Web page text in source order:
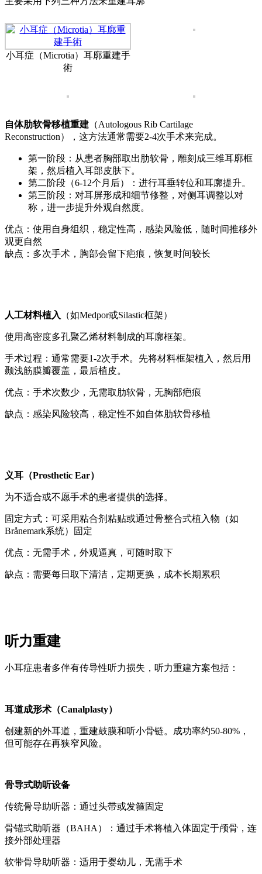
小耳症（Microtia）耳廓重建手
術
自体肋软骨移植重建 （Autologous Rib Cartilage
Reconstruction），这方法通常需要2-4次手术来完成。
第一阶段：从患者胸部取出肋软骨，雕刻成三维耳廓框
架，然后植入耳部皮肤下。
第二阶段（6-12个月后）：进行耳垂转位和耳廓提升。
第三阶段：对耳屏形成和细节修整，对侧耳调整以对
称，进一步提升外观自然度。
优点：使用自身组织，稳定性高，感染风险低，随时间推移外
观更自然
缺点：多次手术，胸部会留下疤痕，恢复时间较长
人工材料植入 （如Medpor或Silastic框架）
使用高密度多孔聚乙烯材料制成的耳廓框架。
手术过程：通常需要1-2次手术。先将材料框架植入，然后用
颞浅筋膜瓣覆盖，最后植皮。
优点：手术次数少，无需取肋软骨，无胸部疤痕
缺点：感染风险较高，稳定性不如自体肋软骨移植
义耳（Prosthetic Ear）
为不适合或不愿手术的患者提供的选择。
固定方式：可采用粘合剂粘贴或通过骨整合式植入物（如
Brånemark系统）固定
优点：无需手术，外观逼真，可随时取下
缺点：需要每日取下清洁，定期更换，成本长期累积
听力重建
小耳症患者多伴有传导性听力损失，听力重建方案包括：
耳道成形术（Canalplasty）
创建新的外耳道，重建鼓膜和听小骨链。成功率约50-80%，
但可能存在再狭窄风险。
骨导式助听设备
传统骨导助听器：通过头带或发箍固定
骨锚式助听器（BAHA）：通过手术将植入体固定于颅骨，连
接外部处理器
软带骨导助听器：适用于婴幼儿，无需手术